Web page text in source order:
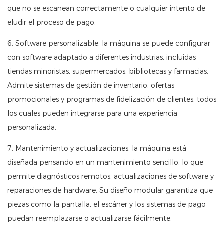
que no se escanean correctamente o cualquier intento de
eludir el proceso de pago.
6. Software personalizable: la máquina se puede configurar
con software adaptado a diferentes industrias, incluidas
tiendas minoristas, supermercados, bibliotecas y farmacias.
Admite sistemas de gestión de inventario, ofertas
promocionales y programas de fidelización de clientes, todos
los cuales pueden integrarse para una experiencia
personalizada.
7. Mantenimiento y actualizaciones: la máquina está
diseñada pensando en un mantenimiento sencillo, lo que
permite diagnósticos remotos, actualizaciones de software y
reparaciones de hardware. Su diseño modular garantiza que
piezas como la pantalla, el escáner y los sistemas de pago
puedan reemplazarse o actualizarse fácilmente.